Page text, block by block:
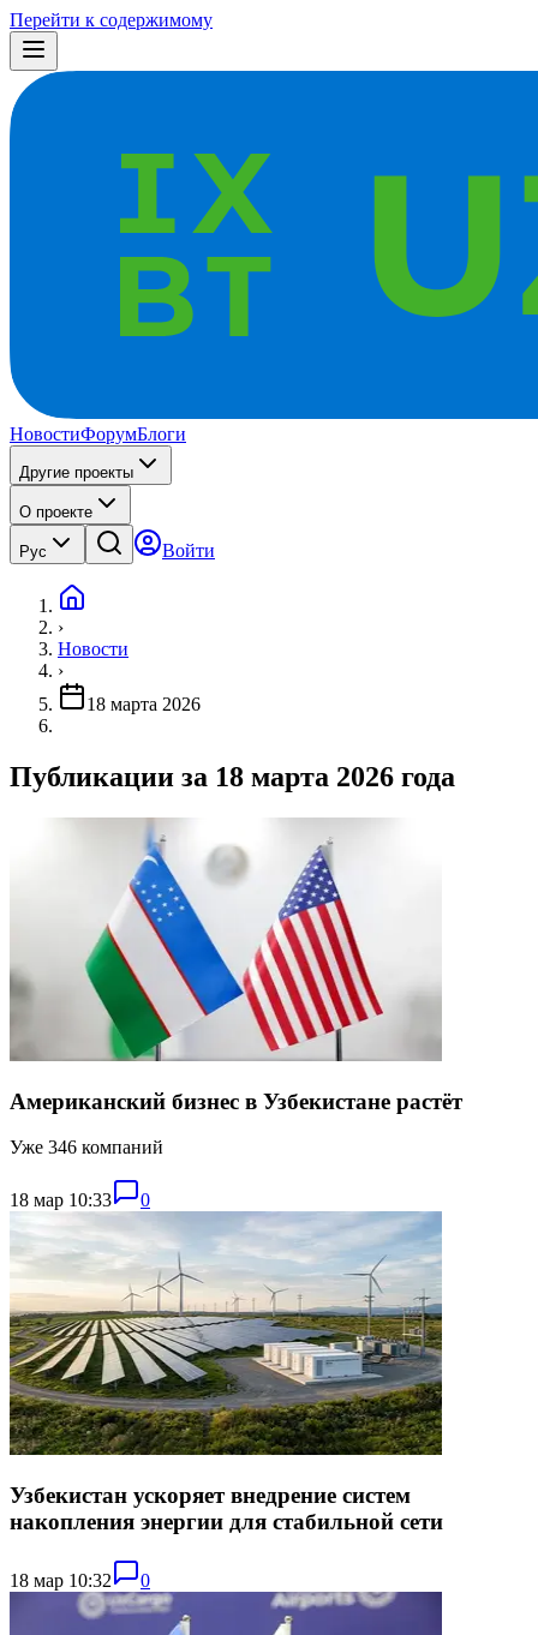
Перейти к содержимому
НовостиФорумБлоги
Другие проекты
О проекте
Рус Войти
›
Новости
›
18 марта 2026
Публикации за 18 марта 2026 года
Американский бизнес в Узбекистане растёт
Уже 346 компаний
18 мар 10:33 0
Узбекистан ускоряет внедрение систем
накопления энергии для стабильной сети
18 мар 10:32 0